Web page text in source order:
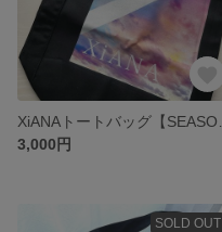
3,000円
SOLD OUT